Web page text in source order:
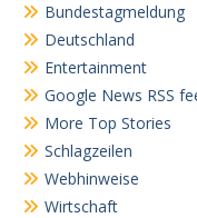
Bundestagmeldung
Deutschland
Entertainment
Google News RSS
More Top Stories
Schlagzeilen
Webhinweise
Wirtschaft